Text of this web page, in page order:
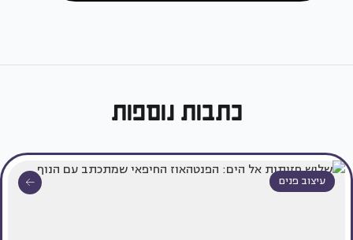
כתבות נוספות
עיצוב פנים